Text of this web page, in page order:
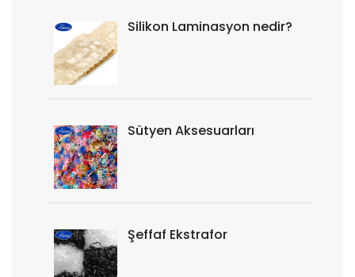
Silikon Laminasyon nedir?
Sütyen Aksesuarları
Şeffaf Ekstrafor